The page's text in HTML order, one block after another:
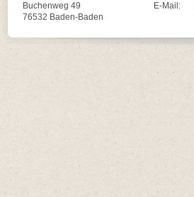
Buchenweg 49
76532 Baden-Baden
E-Mail: